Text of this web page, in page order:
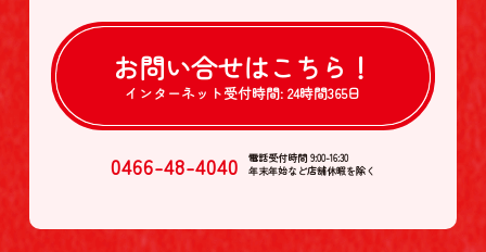
お問い合せはこちら！
インターネット受付時間: 24時間365日
0466-48-4040
電話受付時間 9:00-16:30
年末年始など店舗休暇を除く